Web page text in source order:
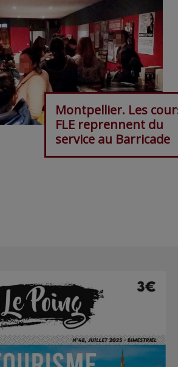
Montpellier. Les
FLE reprennent du
service au Barricade